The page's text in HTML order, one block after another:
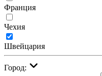
Франция
Чехия
Швейцария
Город: